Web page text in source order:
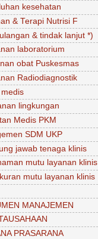
kesehatan
& Terapi Nutrisi F
& tindak lanjut *)
laboratorium
obat Puskesmas
Radiodiagnostik
lingkungan
Medis PKM
SDM UKP
jawab tenaga klinis
mutu layanan klinis
mutu layanan klinis
MANAJEMEN
PRASARANA